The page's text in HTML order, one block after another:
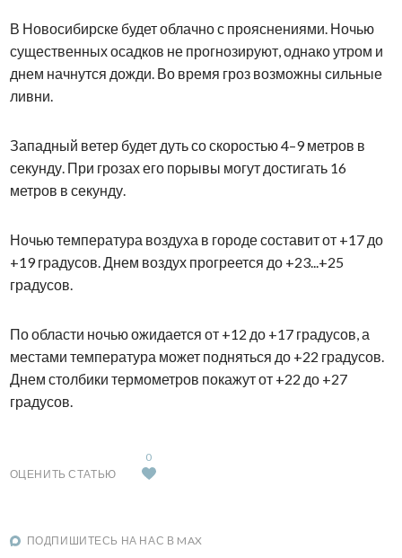
В Новосибирске будет облачно с прояснениями. Ночью
существенных осадков не прогнозируют, однако утром и
днем начнутся дожди. Во время гроз возможны сильные
ливни.
Западный ветер будет дуть со скоростью 4–9 метров в
секунду. При грозах его порывы могут достигать 16
метров в секунду.
Ночью температура воздуха в городе составит от +17 до
+19 градусов. Днем воздух прогреется до +23...+25
градусов.
По области ночью ожидается от +12 до +17 градусов, а
местами температура может подняться до +22 градусов.
Днем столбики термометров покажут от +22 до +27
градусов.
ОЦЕНИТЬ СТАТЬЮ
0
ПОДПИШИТЕСЬ НА НАС В MAX